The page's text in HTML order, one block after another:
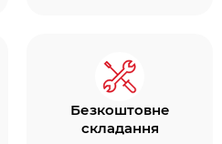
Безкоштовне
складання